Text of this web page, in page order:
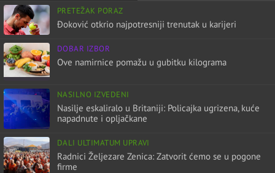
PRETEŽAK PORAZ
Đoković otkrio najpotresniji trenutak u karijeri
DOBAR IZBOR
Ove namirnice pomažu u gubitku kilograma
NASILNO IZVEDENI
Nasilje eskaliralo u Britaniji: Policajka ugrizena, kuće
napadnute i opljačkane
DALI ULTIMATUM UPRAVI
Radnici Željezare Zenica: Zatvorit ćemo se u pogone
firme